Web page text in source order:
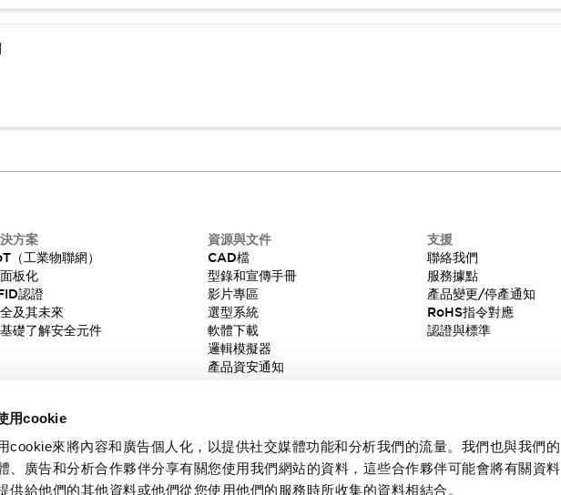
用cookie
cookie來將內容和廣告個人化，以提供社交媒體功能和分析我們的流量。我們也與我們的
、廣告和分析合作夥伴分享有關您使用我們網站的資料，這些合作夥伴可能會將有關資料
供給他們的其他資料或他們從您使用他們的服務時所收集的資料相結合。
方案
（工業物聯網）
板化
認證
及其未來
礎了解安全元件
資源與文件
CAD檔
型錄和宣傳手冊
影片專區
選型系統
軟體下載
邏輯模擬器
產品資安通知
支援
聯絡我們
服務據點
產品變更/停產通知
RoHS指令對應
認證與標準
訂閱